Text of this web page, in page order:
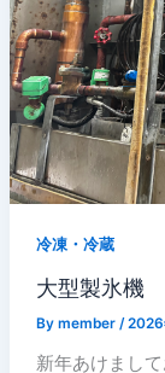
冷凍・冷蔵
大型製氷機
By member /2026
新年あけまし